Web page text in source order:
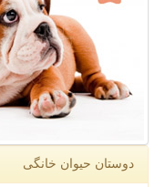
دوستان حیوان خانگی